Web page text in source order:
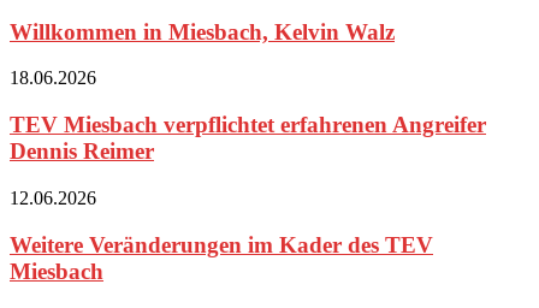
Willkommen in Miesbach, Kelvin Walz
18.06.2026
TEV Miesbach verpflichtet erfahrenen Angreifer
Dennis Reimer
12.06.2026
Weitere Veränderungen im Kader des TEV
Miesbach